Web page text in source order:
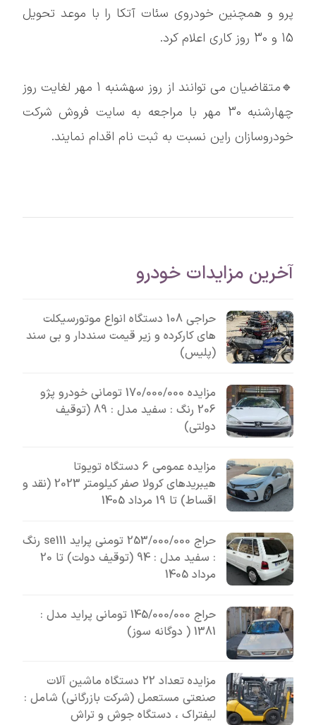
پرو و همچنین خودروی سئات آتکا را با موعد تحویل
15 و 30 روز کاری اعلام کرد.
🔹متقاضیان می توانند از روز سهشنبه 1 مهر لغایت روز
چهارشنبه 30 مهر با مراجعه به سایت فروش شرکت
خودروسازان راین نسبت به ثبت نام اقدام نمایند.
آخرین مزایدات خودرو
حراجی 108 دستگاه انواع موتورسیکلت
های کارکرده و زیر قیمت سنددار و بی سند
(پلیس)
مزایده 170/000/000 تومانی خودرو پژو
206 رنگ : سفید مدل : 89 (توقیف
دولتی)
مزایده عمومی 6 دستگاه تویوتا
هیبریدهای کرولا صفر کیلومتر 2023 (نقد و
اقساط) تا 19 مرداد 1405
حراج 253/000/000 تومنی پراید se111 رنگ
: سفید مدل : 94 (توقیف دولت) تا 20
مرداد 1405
حراج 145/000/000 تومانی پراید مدل :
1381 ( دوگانه سوز)
مزایده تعداد 22 دستگاه ماشین آلات
صنعتی مستعمل (شرکت بازرگانی) شامل :
لیفتراک ، دستگاه جوش و تراش